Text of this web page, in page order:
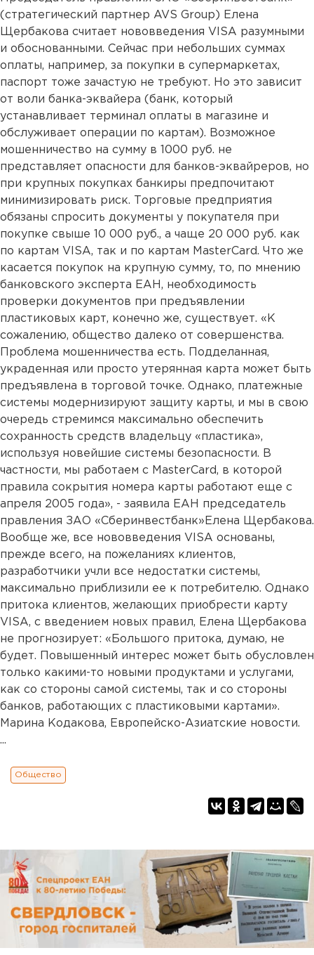
(стратегический партнер AVS Group) Елена
Щербакова считает нововведения VISA разумными
и обоснованными. Сейчас при небольших суммах
оплаты, например, за покупки в супермаркетах,
паспорт тоже зачастую не требуют. Но это зависит
от воли банка-эквайера (банк, который
устанавливает терминал оплаты в магазине и
обслуживает операции по картам). Возможное
мошенничество на сумму в 1000 руб. не
представляет опасности для банков-эквайреров, но
при крупных покупках банкиры предпочитают
минимизировать риск. Торговые предприятия
обязаны спросить документы у покупателя при
покупке свыше 10 000 руб., а чаще 20 000 руб. как
по картам VISA, так и по картам MasterCard. Что же
касается покупок на крупную сумму, то, по мнению
банковского эксперта ЕАН, необходимость
проверки документов при предъявлении
пластиковых карт, конечно же, существует. «К
сожалению, общество далеко от совершенства.
Проблема мошенничества есть. Подделанная,
украденная или просто утерянная карта может быть
предъявлена в торговой точке. Однако, платежные
системы модернизируют защиту карты, и мы в свою
очередь стремимся максимально обеспечить
сохранность средств владельцу «пластика»,
используя новейшие системы безопасности. В
частности, мы работаем с MasterCard, в которой
правила сокрытия номера карты работают еще с
апреля 2005 года», - заявила ЕАН председатель
правления ЗАО «Сберинвестбанк»Елена Щербакова.
Вообще же, все нововведения VISA основаны,
прежде всего, на пожеланиях клиентов,
разработчики учли все недостатки системы,
максимально приблизили ее к потребителю. Однако
притока клиентов, желающих приобрести карту
VISA, с введением новых правил, Елена Щербакова
не прогнозирует: «Большого притока, думаю, не
будет. Повышенный интерес может быть обусловлен
только какими-то новыми продуктами и услугами,
как со стороны самой системы, так и со стороны
банков, работающих с пластиковыми картами».
Марина Кодакова, Европейско-Азиатские новости.
...
Общество